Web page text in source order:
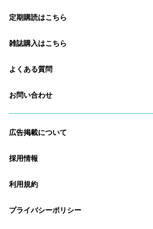
定期購読はこちら
雑誌購入はこちら
よくある質問
お問い合わせ
広告掲載について
採用情報
利用規約
プライバシーポリシー